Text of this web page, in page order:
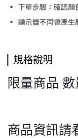
規格說明
限量商品
商品資訊請